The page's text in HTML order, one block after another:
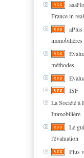
France in
aPlus
immobilières
méthodes
ISF
La Société à
Immobilière
Le
l'évaluation
Plus